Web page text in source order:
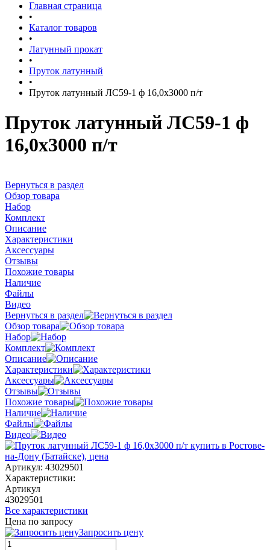
Главная страница
•
Каталог товаров
•
Латунный прокат
•
Пруток латунный
•
Пруток латунный ЛС59-1 ф 16,0х3000 п/т
Пруток латунный ЛС59-1 ф
16,0х3000 п/т
Вернуться в раздел
Обзор товара
Набор
Комплект
Описание
Характеристики
Аксессуары
Отзывы
Похожие товары
Наличие
Файлы
Видео
Вернуться в раздел
Обзор товара
Набор
Комплект
Описание
Характеристики
Аксессуары
Отзывы
Похожие товары
Наличие
Файлы
Видео
Артикул: 43029501
Характеристики:
Артикул
43029501
Все характеристики
Цена по запросу
Запросить цену